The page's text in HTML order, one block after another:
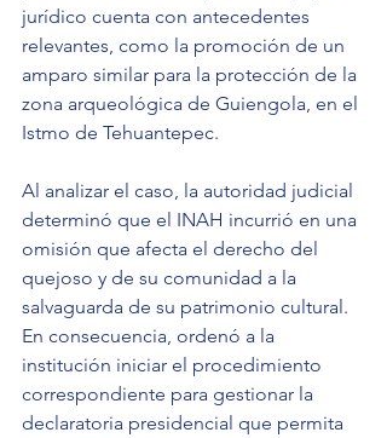
jurídico cuenta con antecedentes
relevantes, como la promoción de un
amparo similar para la protección de la
zona arqueológica de Guiengola, en el
Istmo de Tehuantepec.
Al analizar el caso, la autoridad judicial
determinó que el INAH incurrió en una
omisión que afecta el derecho del
quejoso y de su comunidad a la
salvaguarda de su patrimonio cultural.
En consecuencia, ordenó a la
institución iniciar el procedimiento
correspondiente para gestionar la
declaratoria presidencial que permita